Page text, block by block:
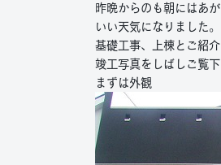
昨晩からのも朝にはあが
いい天気になりました。
基礎工事、上棟とご紹
竣工写真をしばしご覧下
まずは外観